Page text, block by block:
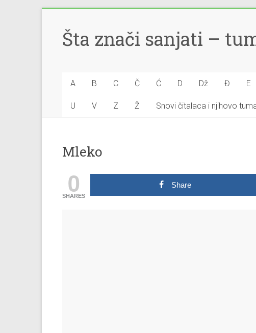
Šta znači sanjati –
A B C Č Ć D Dž Đ E
U V Z Ž Snovi čitalaca i njihovo
Mleko
0
SHARES
Share